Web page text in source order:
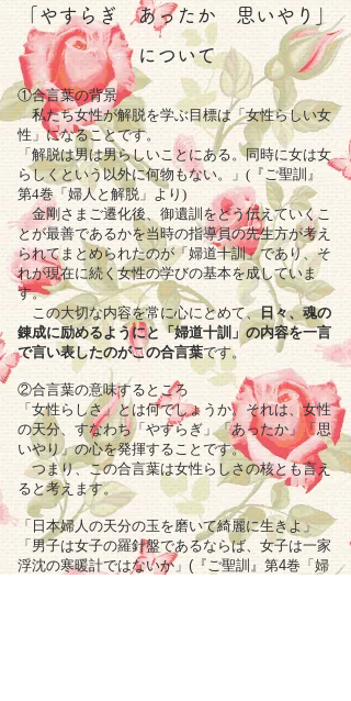
「やすらぎ あったか 思いやり」
について
①合言葉の背景
私たち女性が解脱を学ぶ目標は「女性らしい女
性」になることです。
「解脱は男は男らしいことにある。同時に女は女
らしくという以外に何物もない。」(『ご聖訓』
第4巻「婦人と解脱」より)
金剛さまご遷化後、御遺訓をどう伝えていくこ
とが最善であるかを当時の指導員の先生方が考え
られてまとめられたのが「婦道十訓」であり、そ
れが現在に続く女性の学びの基本を成していま
す。
この大切な内容を常に心にとめて、日々、魂の
錬成に励めるようにと「婦道十訓」の内容を一言
で言い表したのがこの合言葉です。
②合言葉の意味するところ
「女性らしさ」とは何でしょうか。それは、女性
の天分、すなわち「やすらぎ」「あったか」「思
いやり」の心を発揮することです。
つまり、この合言葉は女性らしさの核とも言え
ると考えます。
「日本婦人の天分の玉を磨いて綺麗に生きよ」
「男子は女子の羅針盤であるならば、女子は一家
浮沈の寒暖計ではないか」(『ご聖訓』第4巻「婦